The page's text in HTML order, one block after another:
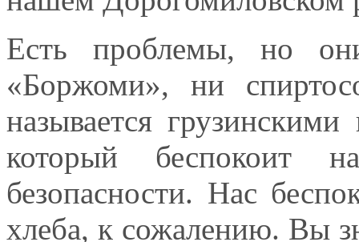
Есть проблемы, но
«Боржоми», ни
называется
который беспокоит
безопасности. Нас
хлеба, к сожалению. Вы